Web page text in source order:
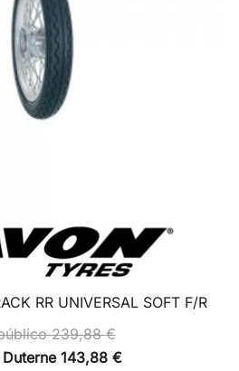
RR UNIVERSAL SOFT F/R
239,88€
143,88 €